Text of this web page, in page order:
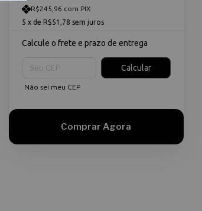
R$245,96 com PIX
5 x de R$51,78 sem juros
Calcule o frete e prazo de entrega
Calcular
Não sei meu CEP